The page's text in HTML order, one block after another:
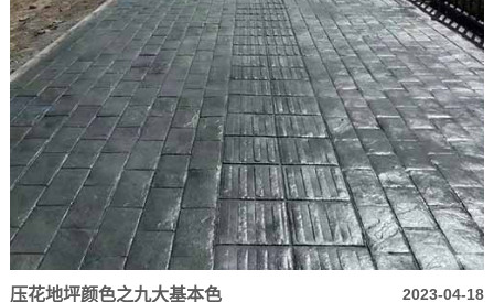
压花地坪颜色之九大基本色 2023-04-18